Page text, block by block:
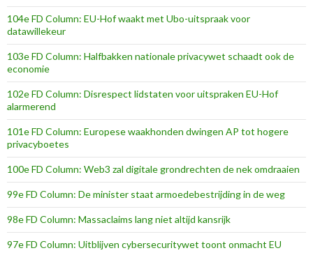
104e FD Column: EU-Hof waakt met Ubo-uitspraak voor
datawillekeur
103e FD Column: Halfbakken nationale privacywet schaadt ook de
economie
102e FD Column: Disrespect lidstaten voor uitspraken EU-Hof
alarmerend
101e FD Column: Europese waakhonden dwingen AP tot hogere
privacyboetes
100e FD Column: Web3 zal digitale grondrechten de nek omdraaien
99e FD Column: De minister staat armoedebestrijding in de weg
98e FD Column: Massaclaims lang niet altijd kansrijk
97e FD Column: Uitblijven cybersecuritywet toont onmacht EU